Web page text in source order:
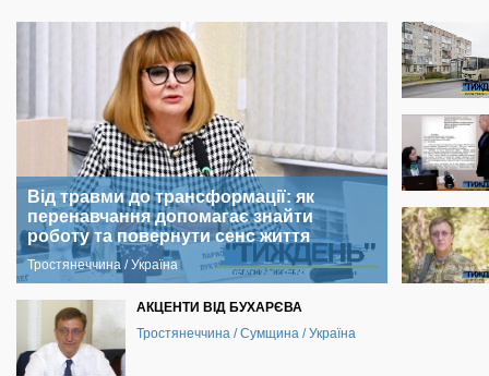
Від травми до трансформації: як
перенавчання допомагає знайти
роботу та повернути сенс життя
Тростянеччина / Україна
АКЦЕНТИ ВІД БУХАРЄВА
Тростянеччина / Сумщина / Україна